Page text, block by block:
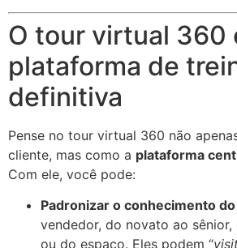
O tour virtual 360
plataforma de
definitiva
Pense no tour virtual 360 não
cliente, mas como a plataforma
Com ele, você pode:
Padronizar o conhecimento
vendedor, do novato ao
ou do espaço. Eles podem “